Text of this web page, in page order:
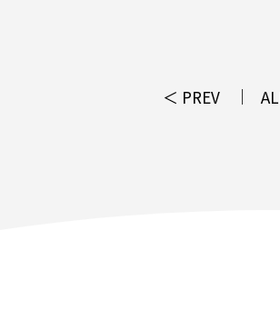
＜ PREV